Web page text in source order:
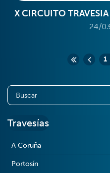
X CIRCUITO
24/
1
Travesías
A Coruña
Portosín